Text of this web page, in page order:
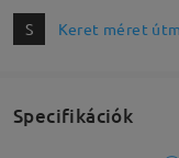
S Keret méret
Specifikációk